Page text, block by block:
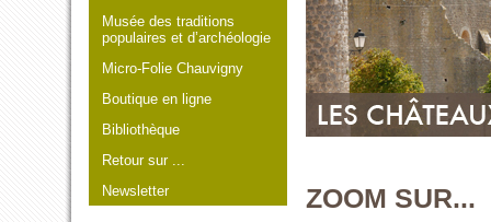
Musée des traditions
populaires et d’archéologie
Micro-Folie Chauvigny
Boutique en ligne
Bibliothèque
Retour sur ...
Newsletter
ZOOM SUR...